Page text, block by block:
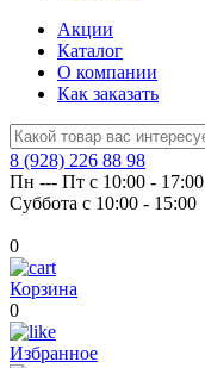
Акции
Каталог
О компании
Как заказать
8 (928) 226 88 98
Пн --- Пт с 10:00 - 17:00
Суббота с 10:00 - 15:00
0
Корзина
0
Избранное